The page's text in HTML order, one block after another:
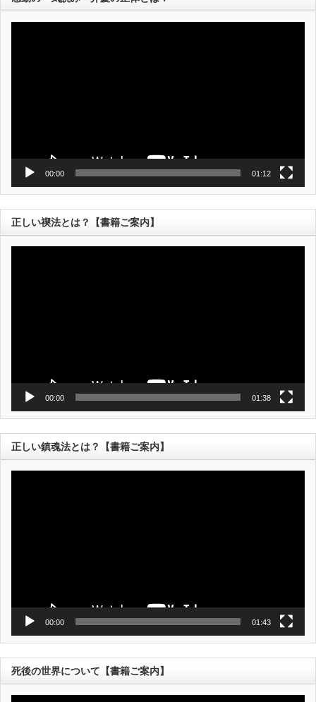
00:00 01:12
正しい禊法とは？【書籍ご案内】
00:00 01:38
正しい鎮魂法とは？【書籍ご案内】
00:00 01:43
死後の世界について【書籍ご案内】